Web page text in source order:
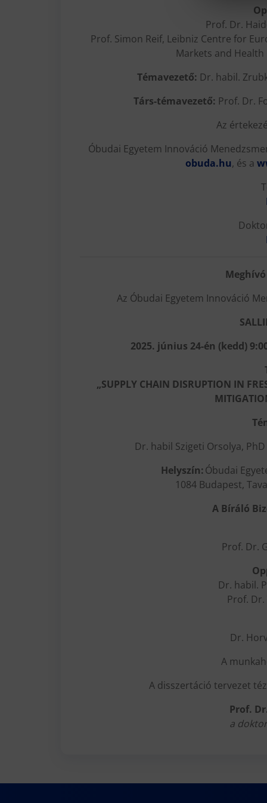
Prof. Dr.
Prof. Simon Reif, Leibniz Centre for
Markets and Health
Témavezető: Dr. habil.
Társ-témavezető: Prof. Dr.
Az
Óbudai Egyetem Innováció
obuda.hu, és a
Az Óbudai Egyetem Innováció
2025. június 24-én (kedd)
„SUPPLY CHAIN DISRUPTION IN
Dr. habil Szigeti Orsolya,
Helyszín:Óbudai
1084 Budapest,
A Bíráló
Prof. Dr.
Dr. habil.
Prof. Dr.
Dr.
A
A disszertáció tervezet
Prof.
a